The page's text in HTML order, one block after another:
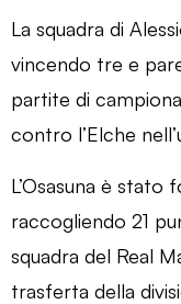
La squadra di
vincendo tre e
partite di
contro l’Elche
L’Osasuna è stato
raccogliendo 21
squadra del Real
trasferta della